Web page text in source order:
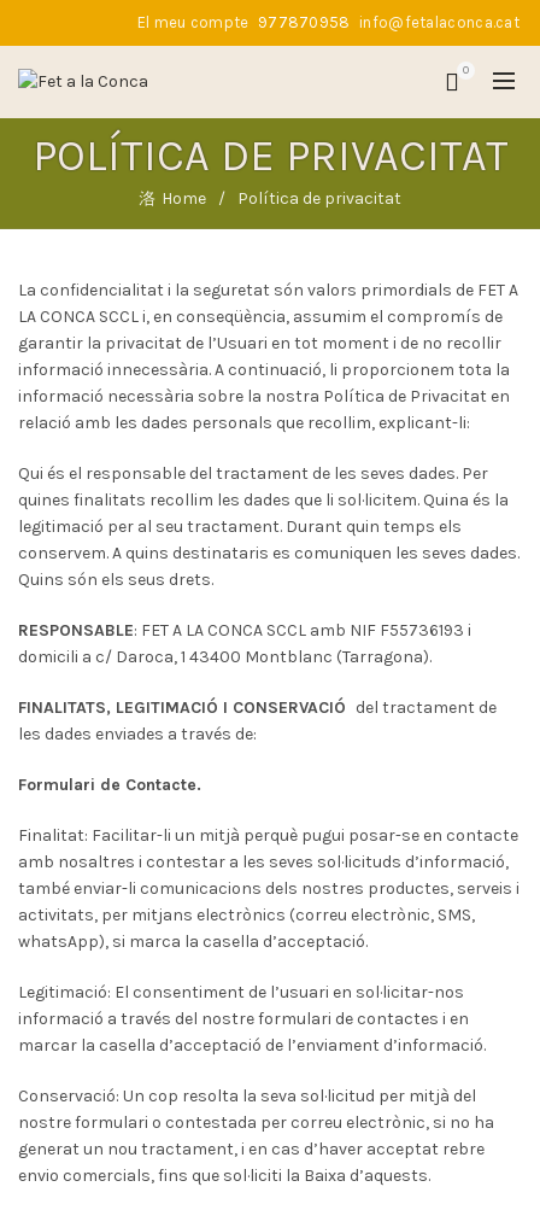
El meu compte 977870958 info@fetalaconca.cat
0
POLÍTICA DE PRIVACITAT
Home Política de privacitat
La confidencialitat i la seguretat són valors primordials de FET A
LA CONCA SCCL i, en conseqüència, assumim el compromís de
garantir la privacitat de l’Usuari en tot moment i de no recollir
informació innecessària. A continuació, li proporcionem tota la
informació necessària sobre la nostra Política de Privacitat en
relació amb les dades personals que recollim, explicant-li:
Qui és el responsable del tractament de les seves dades. Per
quines finalitats recollim les dades que li sol·licitem. Quina és la
legitimació per al seu tractament. Durant quin temps els
conservem. A quins destinataris es comuniquen les seves dades.
Quins són els seus drets.
RESPONSABLE: FET A LA CONCA SCCL amb NIF F55736193 i
domicili a c/ Daroca, 1 43400 Montblanc (Tarragona).
FINALITATS, LEGITIMACIÓ I CONSERVACIÓ del tractament de
les dades enviades a través de:
Formulari de Contacte.
Finalitat: Facilitar-li un mitjà perquè pugui posar-se en contacte
amb nosaltres i contestar a les seves sol·licituds d’informació,
també enviar-li comunicacions dels nostres productes, serveis i
activitats, per mitjans electrònics (correu electrònic, SMS,
whatsApp), si marca la casella d’acceptació.
Legitimació: El consentiment de l’usuari en sol·licitar-nos
informació a través del nostre formulari de contactes i en
marcar la casella d’acceptació de l’enviament d’informació.
Conservació: Un cop resolta la seva sol·licitud per mitjà del
nostre formulari o contestada per correu electrònic, si no ha
generat un nou tractament, i en cas d’haver acceptat rebre
envio comercials, fins que sol·liciti la Baixa d’aquests.